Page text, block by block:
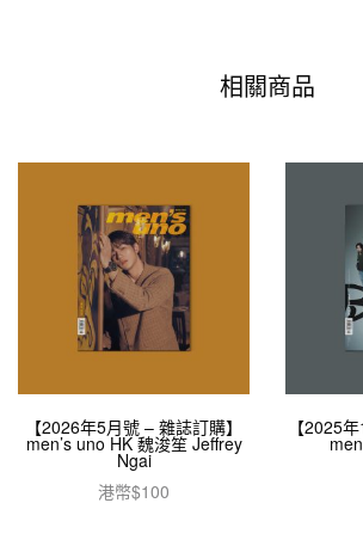
相關商品
【2026年5月號 – 雜誌訂購】
men’s uno HK 魏浚笙 Jeffrey
Ngai
港幣$100
【2025